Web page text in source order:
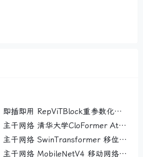
重参数化视
结构重参数化技术破解训练推理效
与速度兼得
学CloFormer Attn
重和上下文感知权重增强局部感
卷积的完美融合
移位窗
：层次化特征提取增强多尺度目
移动网络第